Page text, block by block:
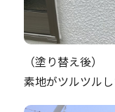
（塗り替え後）
素地がツルツル